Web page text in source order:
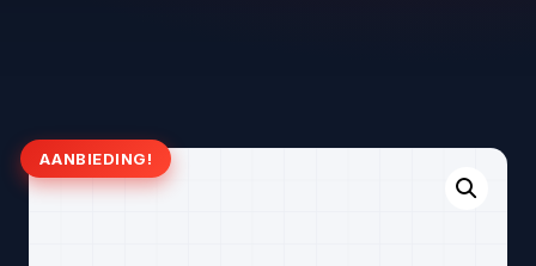
AANBIEDING!